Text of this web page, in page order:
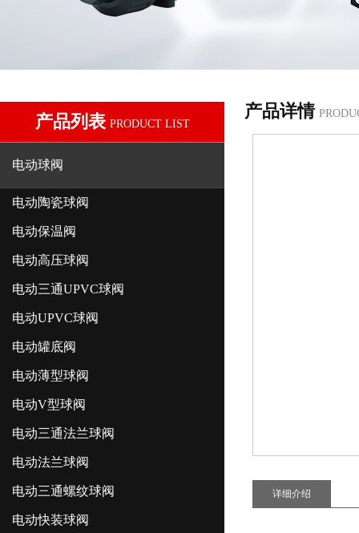
产品列表 PRODUCT LIST
电动球阀
电动陶瓷球阀
电动保温阀
电动高压球阀
电动三通UPVC球阀
电动UPVC球阀
电动罐底阀
电动薄型球阀
电动V型球阀
电动三通法兰球阀
电动法兰球阀
电动三通螺纹球阀
电动快装球阀
产品详情
详细介绍